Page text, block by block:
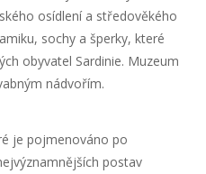
osídlení a středověkého
sochy a šperky, které
obyvatel Sardinie. Muzeum
nádvořím.
je pojmenováno po
postav